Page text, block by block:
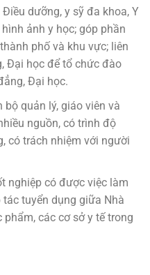
dưỡng, y sỹ đa khoa, Y
ảnh y học; góp phần
phố và khu vực; liên
Đại học để tổ chức đào
Đại học.
quản lý, giáo viên và
nguồn, có trình độ
có trách nhiệm với người
nghiệp có được việc làm
tuyển dụng giữa Nhà
các cơ sở y tế trong